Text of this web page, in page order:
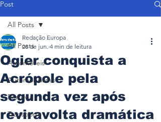
Post
All Posts
Automóveis
Automobilismo
Ferrovia
Transporte
All Posts
Ogier conquista a
Acrópole pela
segunda vez após
reviravolta dramática
Redação Europa
28 de jun. 4 min de leitura